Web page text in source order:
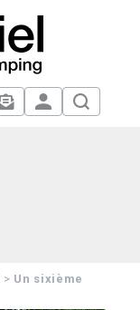
> Un sixième